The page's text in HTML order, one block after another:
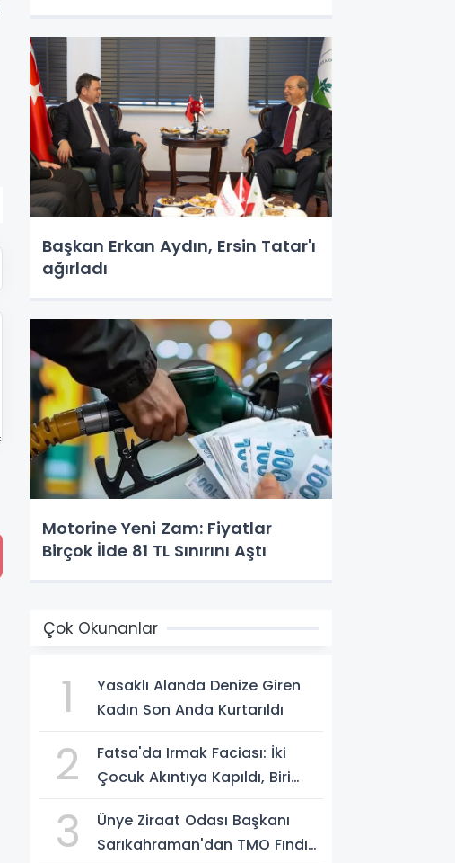
Başkan Erkan Aydın, Ersin Tatar'ı
ağırladı
Motorine Yeni Zam: Fiyatlar
Birçok İlde 81 TL Sınırını Aştı
Çok Okunanlar
1
Yasaklı Alanda Denize Giren
Kadın Son Anda Kurtarıldı
2
Fatsa'da Irmak Faciası: İki
Çocuk Akıntıya Kapıldı, Biri
3
Ünye Ziraat Odası Başkanı
Sarıkahraman'dan TMO Fındık